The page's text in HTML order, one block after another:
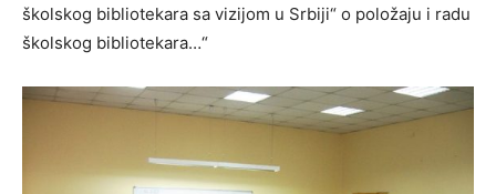
školskog bibliotekara sa vizijom u Srbiji“ o položaju i radu
školskog bibliotekara…“